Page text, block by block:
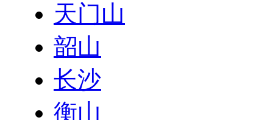
天门山
韶山
长沙
衡山